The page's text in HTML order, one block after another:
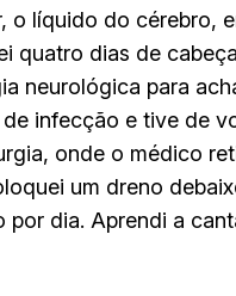
o líquido do cérebro,
quatro dias de
neurológica para
infecção e tive de
onde o médico
um dreno
por dia. Aprendi a